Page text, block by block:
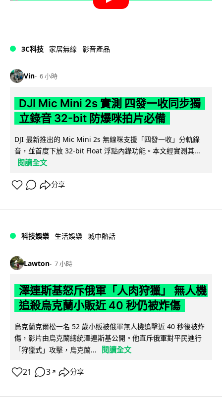
3C科技 家居無線 影音產品
Vin 6 小時
DJI Mic Mini 2s 實測 四發一收同步獨
立錄音 32-bit 防爆咪拍片必備
DJI 最新推出的 Mic Mini 2s 無線咪支援「四發一收」分軌錄
音，並首度下放 32-bit Float 浮點內錄功能。本文經實測其...
閱讀全文
分享
科技娛樂 生活娛樂 城中熱話
Lawton 7 小時
澤連斯基怒斥俄軍「人肉狩獵」 無人機
追殺烏克蘭小販近 40 秒仍被炸傷
烏克蘭克爾松一名 52 歲小販被俄軍無人機追擊近 40 秒後被炸
傷，影片由烏克蘭總統澤連斯基公開。他直斥俄軍對平民進行
「狩獵式」攻擊，烏克蘭...
閱讀全文
21 3 ↗ 分享